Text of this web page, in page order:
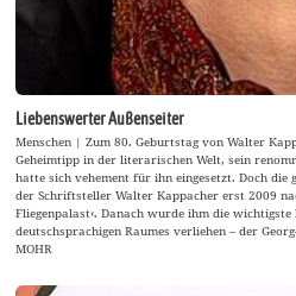
Liebenswerter Außenseiter
Menschen | Zum 80. Geburtstag von Walter
Geheimtipp in der literarischen Welt, sein
hatte sich vehement für ihn eingesetzt. Doch
der Schriftsteller Walter Kappacher erst 2009
Fliegenpalast‹. Danach wurde ihm die
deutschsprachigen Raumes verliehen – der
MOHR